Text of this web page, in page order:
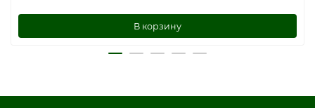
В корзину